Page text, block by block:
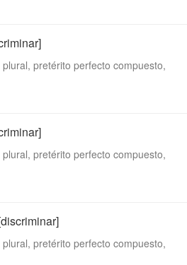
pretérito perfecto compuesto,
pretérito perfecto compuesto,
pretérito perfecto compuesto,